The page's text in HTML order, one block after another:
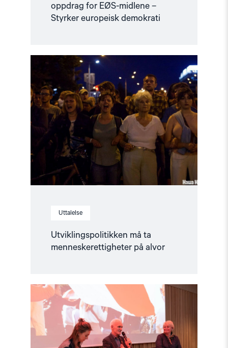
oppdrag for EØS-midlene –
Styrker europeisk demokrati
Uttalelse
Utviklingspolitikken må ta
menneskerettigheter på alvor
"Utviklingspolitikken
må
ta
menneskerettigheter
på
alvor"
article
"Kampen
for
et
fritt
Belarus